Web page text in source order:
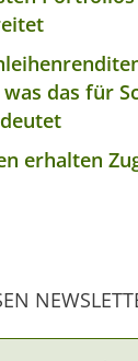
was das für
erhalten